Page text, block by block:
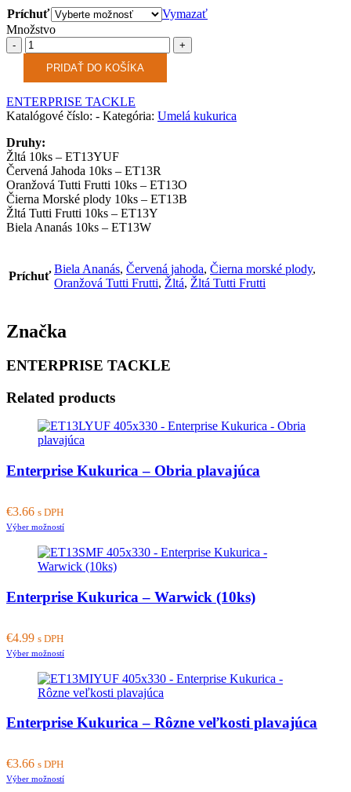
Príchuť
Vymazať
Množstvo
Množstvo
PRIDAŤ DO KOŠÍKA
ENTERPRISE TACKLE
Katalógové číslo: - Kategória: Umelá kukurica
Druhy:
Žltá 10ks – ET13YUF
Červená Jahoda 10ks – ET13R
Oranžová Tutti Frutti 10ks – ET13O
Čierna Morské plody 10ks – ET13B
Žltá Tutti Frutti 10ks – ET13Y
Biela Ananás 10ks – ET13W
Príchuť
Biela Ananás, Červená jahoda, Čierna morské plody,
Oranžová Tutti Frutti, Žltá, Žltá Tutti Frutti
Značka
ENTERPRISE TACKLE
Related products
Enterprise Kukurica – Obria plavajúca
€3.66 s DPH
Výber možnostíThis
has
multiple
The
chosen
the
product
Enterprise Kukurica – Warwick (10ks)
€4.99 s DPH
Výber možnostíThis
has
multiple
The
chosen
Enterprise Kukurica – Rôzne veľkosti plavajúca
€3.66 s DPH
Výber možnostíThis